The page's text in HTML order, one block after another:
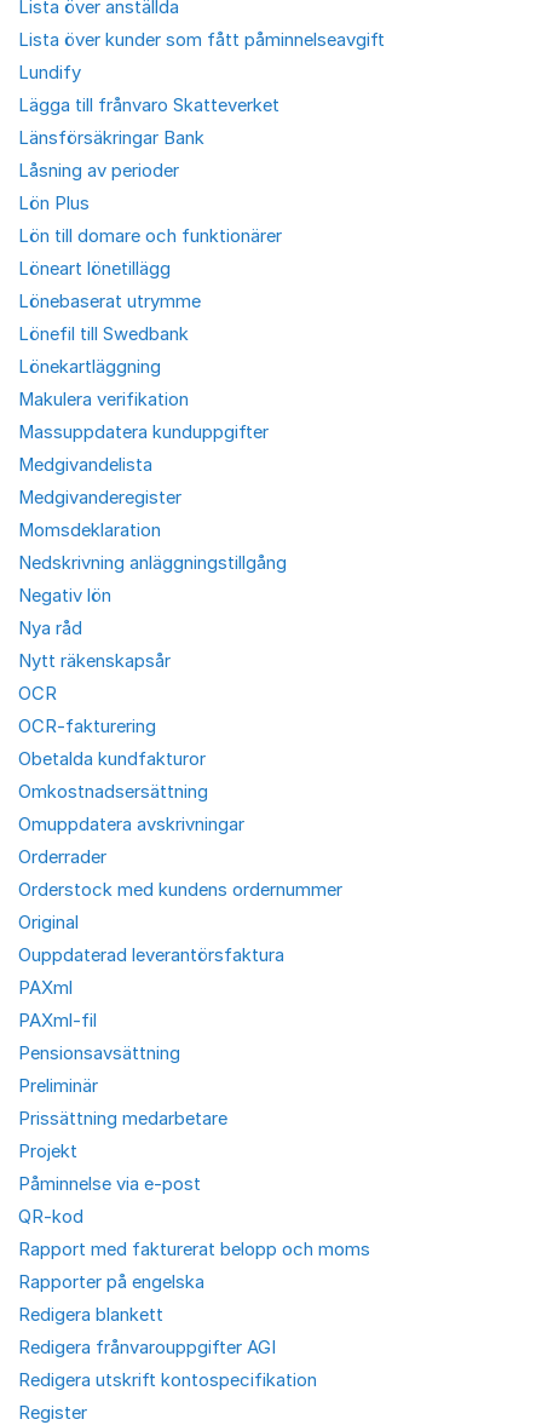
Lista över anställda
Lista över kunder som fått påminnelseavgift
Lundify
Lägga till frånvaro Skatteverket
Länsförsäkringar Bank
Låsning av perioder
Lön Plus
Lön till domare och funktionärer
Löneart lönetillägg
Lönebaserat utrymme
Lönefil till Swedbank
Lönekartläggning
Makulera verifikation
Massuppdatera kunduppgifter
Medgivandelista
Medgivanderegister
Momsdeklaration
Nedskrivning anläggningstillgång
Negativ lön
Nya råd
Nytt räkenskapsår
OCR
OCR-fakturering
Obetalda kundfakturor
Omkostnadsersättning
Omuppdatera avskrivningar
Orderrader
Orderstock med kundens ordernummer
Original
Ouppdaterad leverantörsfaktura
PAXml
PAXml-fil
Pensionsavsättning
Preliminär
Prissättning medarbetare
Projekt
Påminnelse via e-post
QR-kod
Rapport med fakturerat belopp och moms
Rapporter på engelska
Redigera blankett
Redigera frånvarouppgifter AGI
Redigera utskrift kontospecifikation
Register